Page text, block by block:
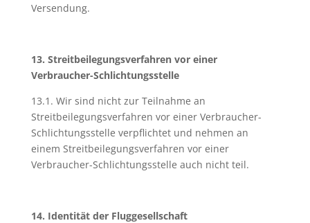
Versendung.
13. Streitbeilegungsverfahren vor einer
Verbraucher-Schlichtungsstelle
13.1. Wir sind nicht zur Teilnahme an
Streitbeilegungsverfahren vor einer Verbraucher-
Schlichtungsstelle verpflichtet und nehmen an
einem Streitbeilegungsverfahren vor einer
Verbraucher-Schlichtungsstelle auch nicht teil.
14. Identität der Fluggesellschaft